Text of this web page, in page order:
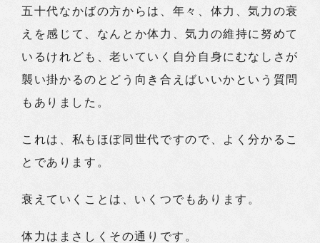
五十代なかばの方からは、年々、体力、気力の衰
えを感じて、なんとか体力、気力の維持に努めて
いるけれども、老いていく自分自身にむなしさが
襲い掛かるのとどう向き合えばいいかという質問
もありました。
これは、私もほぼ同世代ですので、よく分かるこ
とであります。
衰えていくことは、いくつでもあります。
体力はまさしくその通りです。